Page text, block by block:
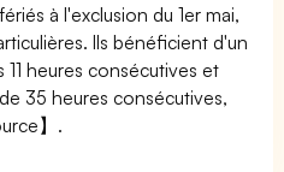
à l'exclusion du 1er mai,
Ils bénéficient d'un
heures consécutives et
35 heures consécutives,
】.